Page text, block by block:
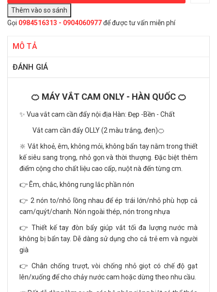
Gọi 0984516313 - 0904060977để được tư vấn miễn phí
MÔ TẢ
ĐÁNH GIÁ
🍊 MÁY VẮT CAM ONLY - HÀN QUỐC 🍊
✨ Vua vắt cam cần đẩy nội địa Hàn: Đẹp -Bền - Chất
Vắt cam cần đẩy OLLY (2 màu trắng, đen)🍊
🔆 Vắt khoẻ, êm, không mỏi, không bẩn tay nằm trong thiết
kế siêu sang trọng, nhỏ gọn và thời thượng. Đặc biệt thêm
điểm cộng cho chất liệu cao cấp, nuột nà đến từng cm.
👉 Êm, chắc, không rung lắc phần nón
👉 2 nón to/nhỏ lồng nhau để ép trái lớn/nhỏ phù hợp cả
cam/quýt/chanh. Nón ngoài thép, nón trong nhựa
👉 Thiết kế tay đòn bẩy giúp vắt tối đa lượng nước mà
không bị bẩn tay. Dễ dàng sử dụng cho cả trẻ em và người
già
👉 Chân chống trượt, vòi chống nhỏ giọt có chế độ gạt
lên/xuống để cho chảy nước cam hoặc dừng theo nhu cầu.